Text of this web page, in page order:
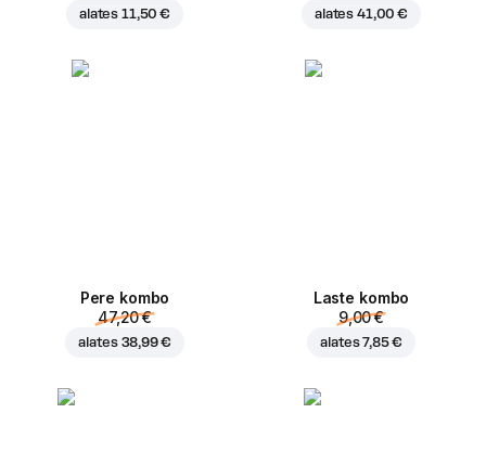
alates 11,50 € alates 41,00 €
Pere kombo
47,20 €
alates 38,99 €
Laste kombo
9,00 €
alates7,85 €